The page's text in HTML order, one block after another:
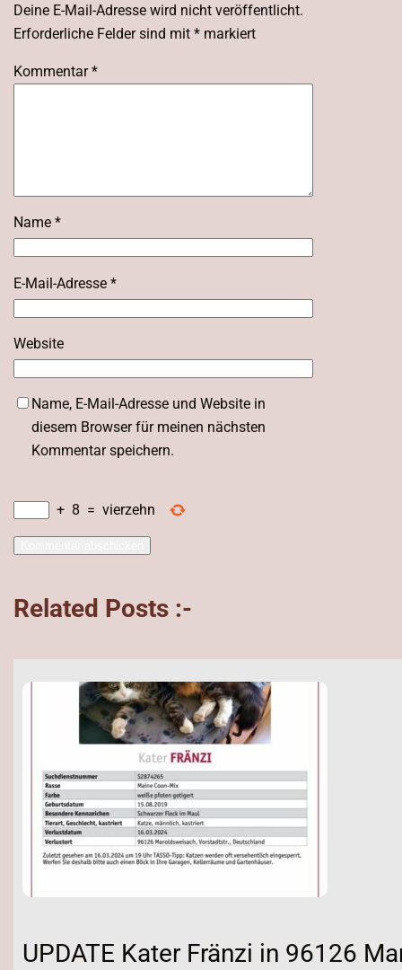
Deine E-Mail-Adresse wird nicht veröffentlicht.
Erforderliche Felder sind mit* markiert
Kommentar*
Name*
E-Mail-Adresse*
Website
Name, E-Mail-Adresse und Website in
diesem Browser für meinen nächsten
Kommentar speichern.
+ 8 = vierzehn
Related Posts :-
UPDATE Kater Fränzi in 96126